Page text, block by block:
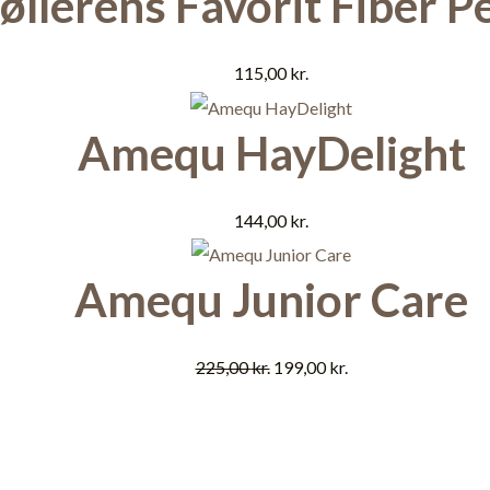
115,00kr.
Amequ HayDelight
144,00kr.
Amequ Junior Care
225,00kr. 199,00kr.